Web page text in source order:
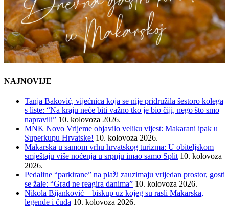
NAJNOVIJE
Tanja Baković, vijećnica koja se nije pridružila šestoro kolega
s liste: “Na kraju neće biti važno tko je bio čiji, nego što smo
napravili” 10. kolovoza 2026.
MNK Novo Vrijeme objavilo veliku vijest: Makarani ipak u
Superkupu Hrvatske! 10. kolovoza 2026.
Makarska u samom vrhu hrvatskog turizma: U obiteljskom
smještaju više noćenja u srpnju imao samo Split 10. kolovoza
2026.
Pedaline “parkirane” na plaži zauzimaju vrijedan prostor, gosti
se žale: “Grad ne reagira danima” 10. kolovoza 2026.
Nikola Bijanković – biskup uz kojeg su rasli Makarska,
legende i čuda 10. kolovoza 2026.